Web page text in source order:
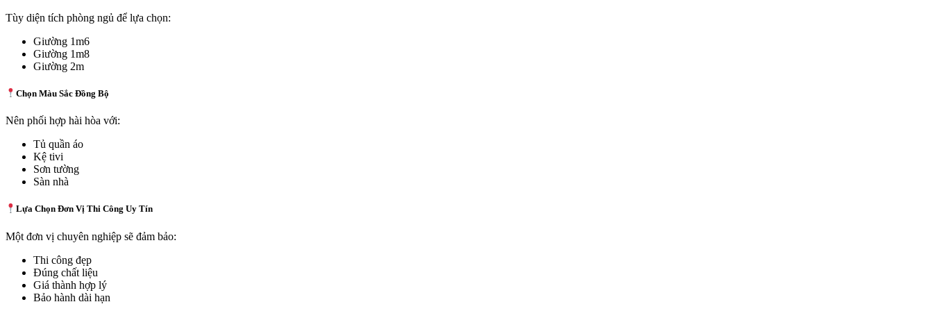
Tùy diện tích phòng ngủ để lựa chọn:
Giường 1m6
Giường 1m8
Giường 2m
Chọn Màu Sắc Đồng Bộ
Nên phối hợp hài hòa với:
Tủ quần áo
Kệ tivi
Sơn tường
Sàn nhà
Lựa Chọn Đơn Vị Thi Công Uy Tín
Một đơn vị chuyên nghiệp sẽ đảm bảo:
Thi công đẹp
Đúng chất liệu
Giá thành hợp lý
Bảo hành dài hạn